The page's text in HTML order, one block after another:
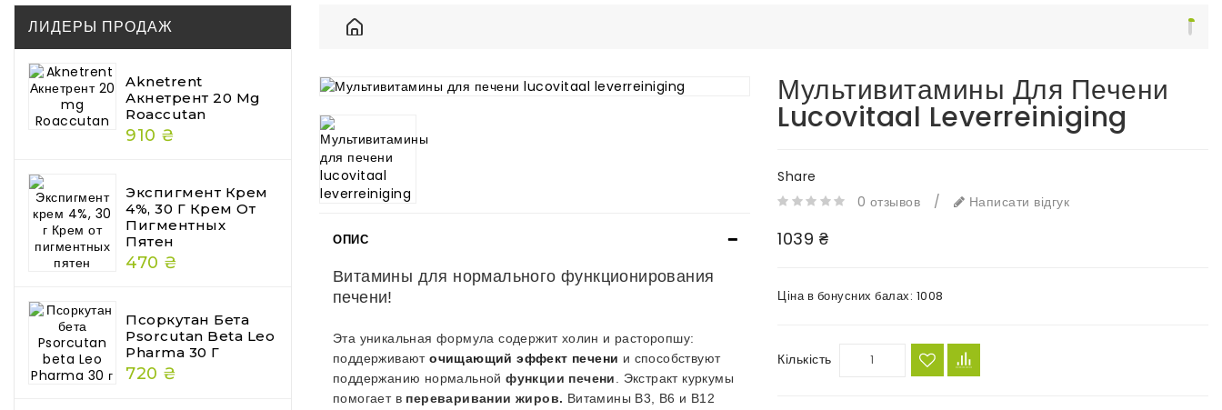
ЛИДЕРЫ ПРОДАЖ
Aknetrent
Акнетрент 20 Mg
Roaccutan
910 ₴
Экспигмент Крем
4%, 30 Г Крем От
Пигментных
Пятен
470 ₴
Псоркутан Бета
Psorcutan Beta Leo
Pharma 30 Г
720 ₴
Здоровье печени
Мультивитамины для печени lucovitaal leverreiniging
Мультивитамины Для Печени
Lucovitaal Leverreiniging
Share
0 отзывов
/ Написати відгук
1039 ₴
Ціна в бонусних балах: 1008
Кількість
ОПИС
Витамины для нормального функционирования
печени!
Эта уникальная формула содержит холин и расторопшу:
поддерживаюточищающий эффект печени и способствуют
поддержанию нормальнойфункции печени
Экстракт куркумы
помогает в переваривании жиров. Витамины B3, B6 и B12